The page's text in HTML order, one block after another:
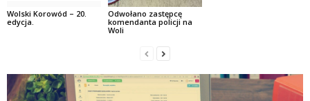
Wolski Korowód – 20.
edycja.
Odwołano zastępcę
komendanta policji na
Woli